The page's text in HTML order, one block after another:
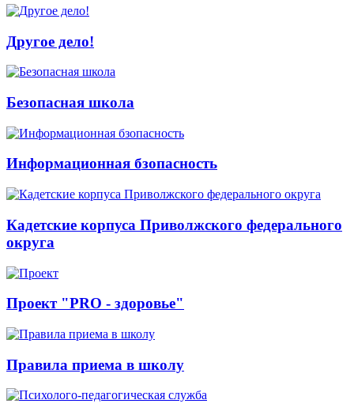
Другое дело!
Безопасная школа
Информационная бзопасность
Кадетские корпуса Приволжского федерального
округа
Проект "PRO - здоровье"
Правила приема в школу